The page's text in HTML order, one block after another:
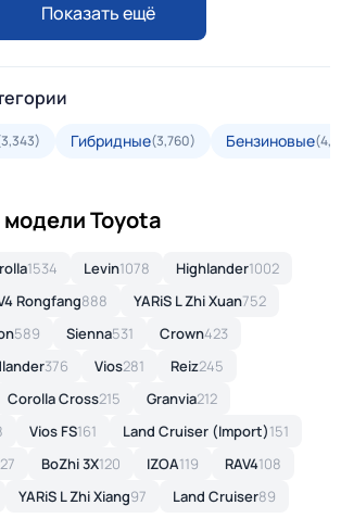
Показать ещё
Гибридные(3,760) Бензиновые
Toyota
1534 Levin1078 Highlander1002
Rongfang888 YARiS L Zhi Xuan752
589 Sienna531 Crown423
376 Vios281 Reiz245
Corolla Cross215 Granvia212
Vios FS161 Land Cruiser (Import)151
BoZhi 3X120 IZOA119 RAV4108
YARiS L Zhi Xiang97 Land Cruiser89